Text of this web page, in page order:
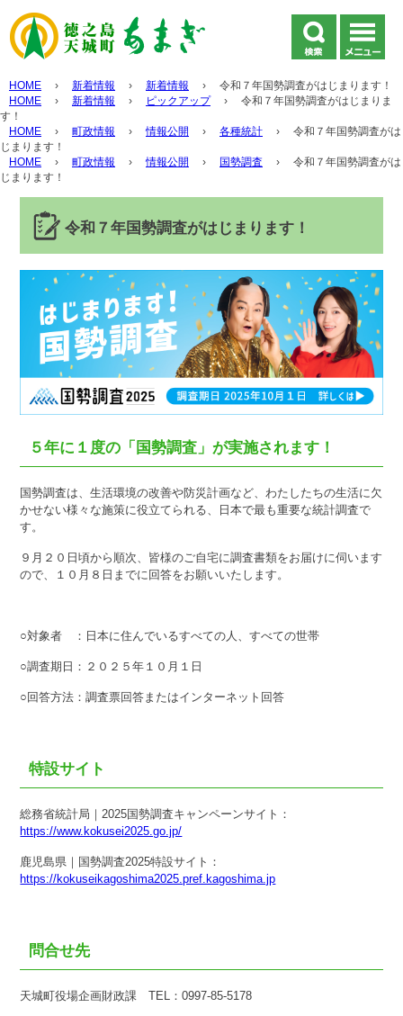
HOME › 新着情報 › 新着情報 ›
令和７年国勢調査がはじまります！
HOME
› 新着情報 › ピックアップ ›
令和７年国勢調査がはじまりま
す！
HOME
› 町政情報 › 情報公開 › 各種統計 ›
令和７年国勢調査がは
じまります！
HOME
› 町政情報 › 情報公開 › 国勢調査 ›
令和７年国勢調査がは
じまります！
令和７年国勢調査がはじまります！
５年に１度の「国勢調査」が実施されます！
国勢調査は、生活環境の改善や防災計画など、わたしたちの生活に欠
かせない様々な施策に役立てられる、日本で最も重要な統計調査で
す。
９月２０日頃から順次、皆様のご自宅に調査書類をお届けに伺います
ので、１０月８日までに回答をお願いいたします。
○対象者 ：日本に住んでいるすべての人、すべての世帯
○調査期日：２０２５年１０月１日
○回答方法：調査票回答またはインターネット回答
特設サイト
総務省統計局｜2025国勢調査キャンペーンサイト：
https://www.kokusei2025.go.jp/
鹿児島県｜国勢調査2025特設サイト：
https://kokuseikagoshima2025.pref.kagoshima.jp
問合せ先
天城町役場企画財政課 TEL：0997-85-5178